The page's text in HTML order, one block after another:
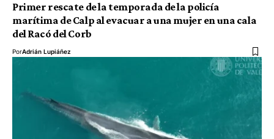
Primer rescate de la temporada de la policía
marítima de Calp al evacuar a una mujer en una cala
del Racó del Corb
PorAdrián Lupiáñez